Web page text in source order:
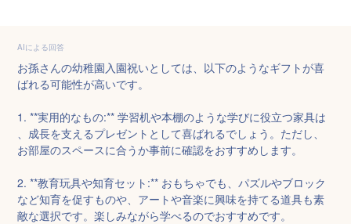
AIによる回答
お孫さんの幼稚園入園祝いとしては、以下のようなギフトが喜
ばれる可能性が高いです。
1. **実用的なもの:** 学習机や本棚のような学びに役立つ家具は
、成長を支えるプレゼントとして喜ばれるでしょう。ただし、
お部屋のスペースに合うか事前に確認をおすすめします。
2. **教育玩具や知育セット:** おもちゃでも、パズルやブロック
など知育を促すものや、アートや音楽に興味を持てる道具も素
敵な選択です。楽しみながら学べるのでおすすめです。